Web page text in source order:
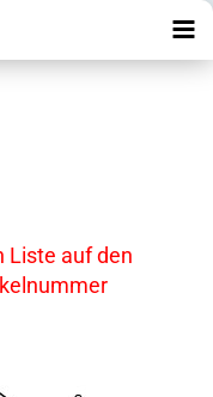
Liste auf den